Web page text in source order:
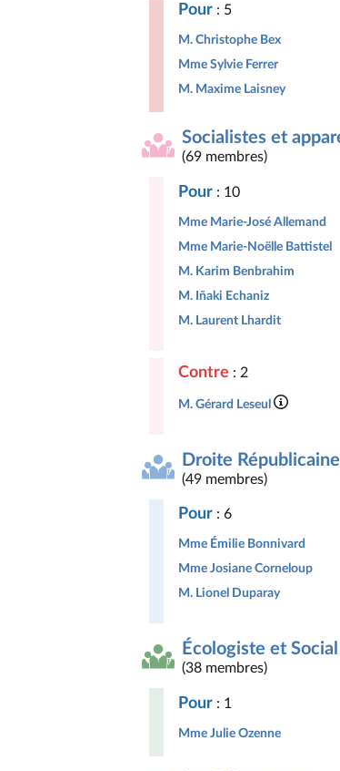
Pour : 5
M. Christophe Bex
Mme Sylvie Ferrer
M. Maxime Laisney
Socialistes et
(69 membres)
Pour : 10
Mme Marie-José Allemand
Mme Marie-Noëlle Battistel
M. Karim Benbrahim
M. Iñaki Echaniz
M. Laurent Lhardit
Contre : 2
M. Gérard Leseul
Droite Républicaine
(49 membres)
Pour : 6
Mme Émilie Bonnivard
Mme Josiane Corneloup
M. Lionel Duparay
Écologiste et Social
(38 membres)
Pour : 1
Mme Julie Ozenne